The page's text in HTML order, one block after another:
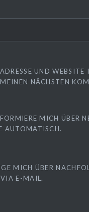
UND WEBSITE
NÄCHSTEN
MICH ÜBER
AUTOMATISCH.
MICH ÜBER
E-MAIL.